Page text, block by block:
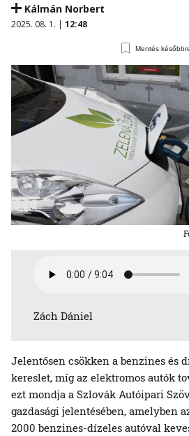
Kálmán Norbert
2025. 08. 1. | 12:48
Mentés
Zách Dániel
Jelentősen csökken a benzines és
kereslet, míg az elektromos autók
ezt mondja a Szlovák Autóipari
gazdasági jelentésében, amelyben
2000 benzines-dízeles autóval